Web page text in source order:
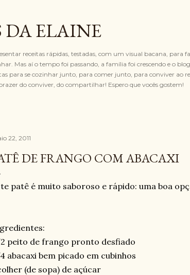
DA ELAINE
receitas rápidas, testadas, com um visual bacana, para
Mas aí o tempo foi passando, a família foi crescendo e o
para se cozinhar junto, para comer junto, para conviver ao
do conviver, do compartilhar! Espero que vocês gostem!
22, 2011
DE FRANGO COM ABACAXI
patê é muito saboroso e rápido: uma boa
peito de frango pronto desfiado
abacaxi bem picado em cubinhos
(de sopa) de açúcar